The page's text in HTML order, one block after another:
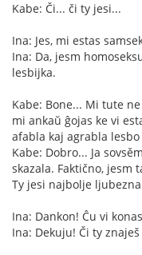
Kabe: Či... či ty jesi...
Ina: Jes, mi estas
Ina: Da, jesm
lesbijka.
Kabe: Bone... Mi tute
mi ankaŭ ĝojas ke vi
afabla kaj agrabla
Kabe: Dobro... Ja
skazala. Faktično, jesm
Ty jesi najbolje
Ina: Dankon! Ĉu vi
Ina: Dekuju! Či ty